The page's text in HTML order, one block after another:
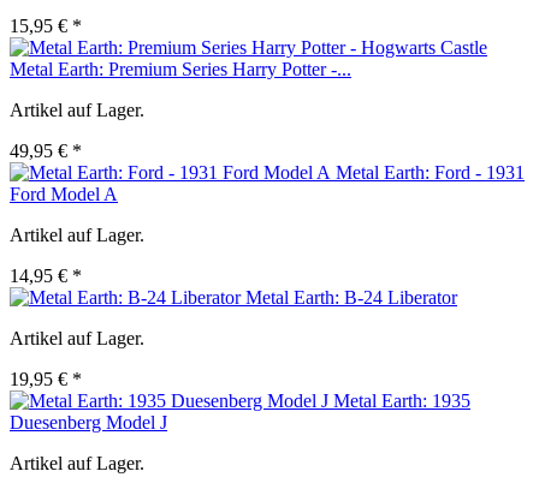
15,95 € *
Metal Earth: Premium Series Harry Potter -...
Artikel auf Lager.
49,95 € *
Metal Earth: Ford - 1931
Ford Model A
Artikel auf Lager.
14,95 € *
Metal Earth: B-24 Liberator
Artikel auf Lager.
19,95 € *
Metal Earth: 1935
Duesenberg Model J
Artikel auf Lager.